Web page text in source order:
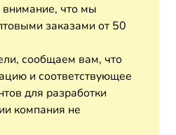
что мы
заказами от 50
сообщаем вам, что
и соответствующее
для разработки
компания не